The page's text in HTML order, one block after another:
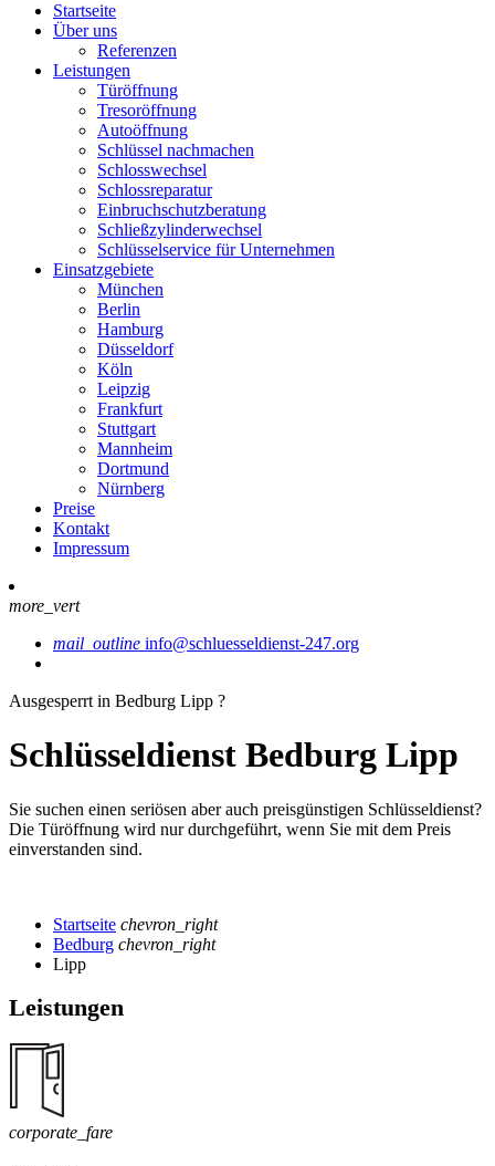
Startseite
Über uns
Referenzen
Leistungen
Türöffnung
Tresoröffnung
Аutoöffnung
Schlüssel nachmachen
Schlosswechsel
Schlossreparatur
Einbruchschutzberatung
Schließzylinderwechsel
Schlüsselservice für Unternehmen
Einsatzgebiete
München
Berlin
Hamburg
Düsseldorf
Köln
Leipzig
Frankfurt
Stuttgart
Mannheim
Dortmund
Nürnberg
Preise
Kontakt
Impressum
more_vert
mail_outline info@schluesseldienst-247.org
Ausgesperrt in Bedburg Lipp ?
Schlüsseldienst Bedburg Lipp
Sie suchen einen seriösen aber auch preisgünstigen Schlüsseldienst?
Die Türöffnung wird nur durchgeführt, wenn Sie mit dem Preis
einverstanden sind.
Startseite chevron_right
Bedburg chevron_right
Lipp
Leistungen
corporate_fare